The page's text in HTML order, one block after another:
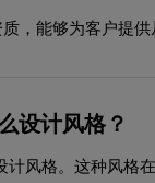
，能够为客户提
设计风格？
计风格。这种风格